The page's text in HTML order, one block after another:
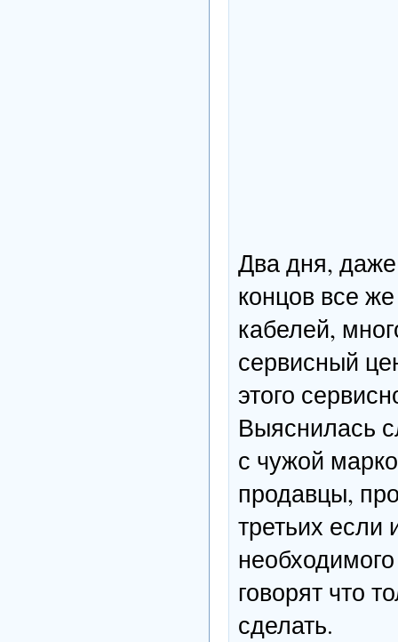
Два дня,
концов все
кабелей,
сервисный
этого
Выяснилась
с чужой
продавцы,
третьих если
говорят что
сделать.